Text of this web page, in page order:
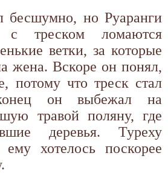
бесшумно, но Руаранги
треском ломаются
ветки, за которые
жена. Вскоре он понял,
потому что треск стал
он выбежал на
травой поляну, где
деревья. Туреху
хотелось поскорее